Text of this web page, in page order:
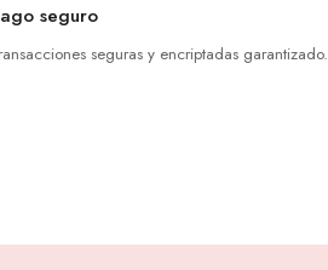
seguro
seguras y encriptadas garantizado.